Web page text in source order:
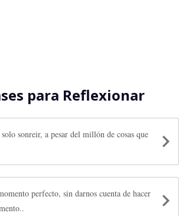
para Reflexionar
sonreir, a pesar del millón de cosas que
perfecto, sin darnos cuenta de hacer